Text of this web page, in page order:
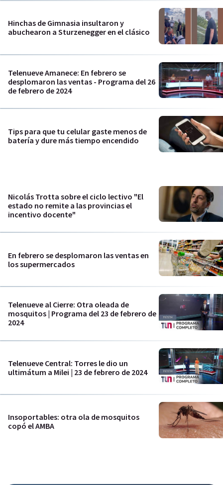
Hinchas de Gimnasia insultaron y
abuchearon a Sturzenegger en el clásico
Telenueve Amanece: En febrero se
desplomaron las ventas - Programa del 26
de febrero de 2024
Tips para que tu celular gaste menos de
batería y dure más tiempo encendido
Nicolás Trotta sobre el ciclo lectivo "El
estado no remite a las provincias el
incentivo docente"
En febrero se desplomaron las ventas en
los supermercados
Telenueve al Cierre: Otra oleada de
mosquitos | Programa del 23 de febrero de
2024
Telenueve Central: Torres le dio un
ultimátum a Milei | 23 de febrero de 2024
Insoportables: otra ola de mosquitos
copó el AMBA